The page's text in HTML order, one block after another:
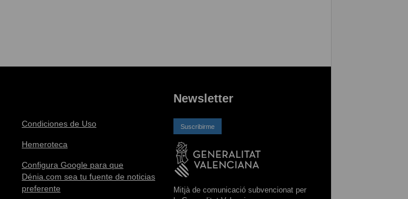
Condiciones de Uso
Hemeroteca
Configura Google para que
Dénia.com sea tu fuente de noticias
preferente
Newsletter
Suscribirme
Mitjà de comunicació subvencionat per